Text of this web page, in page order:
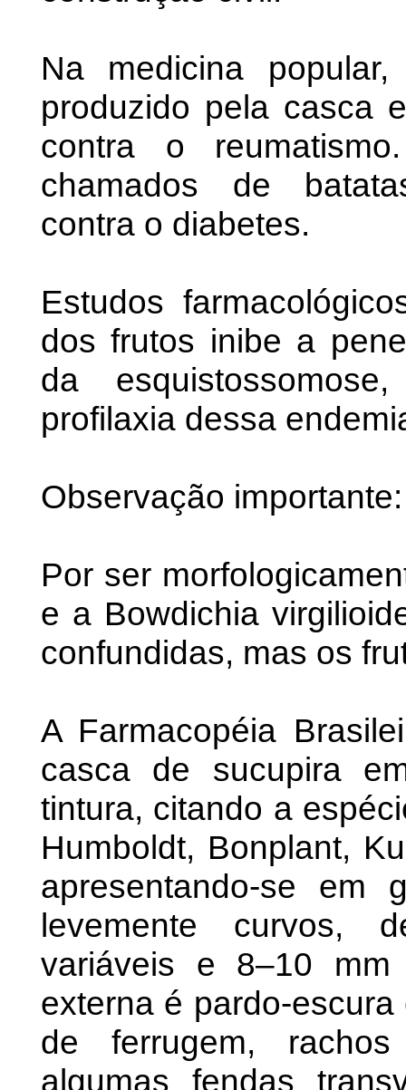
Na medicina
produzido pela casca
contra o
chamados de
contra o diabetes.
Estudos
dos frutos inibe a
da
profilaxia dessa
Observação importante:
Por ser
e a Bowdichia
confundidas, mas os
A Farmacopéia
casca de sucupira
tintura, citando a
Humboldt, Bonplant,
apresentando-se em
levemente curvos,
variáveis e 8–10 mm
externa é pardo-
de ferrugem,
algumas fendas